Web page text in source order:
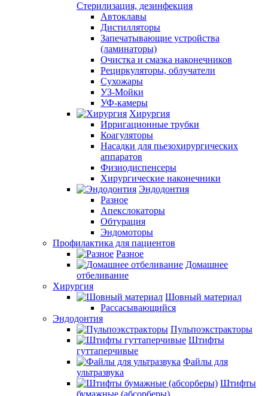
Стерилизация, дезинфекция
Автоклавы
Дистилляторы
Запечатывающие устройства
(ламинаторы)
Очистка и смазка наконечников
Рециркуляторы, облучатели
Сухожары
УЗ-Мойки
УФ-камеры
Хирургия
Ирригационные трубки
Коагуляторы
Насадки для пьезохирургических
аппаратов
Физиодиспенсеры
Хирургические наконечники
Эндодонтия
Разное
Апекслокаторы
Обтурация
Эндомоторы
Профилактика для пациентов
Разное
Домашнее
отбеливание
Хирургия
Шовный материал
Рассасывающийся
Эндодонтия
Пульпоэкстракторы
Штифты
гуттаперчивые
Файлы для
ультразвука
Штифты
бумажные (абсорберы)